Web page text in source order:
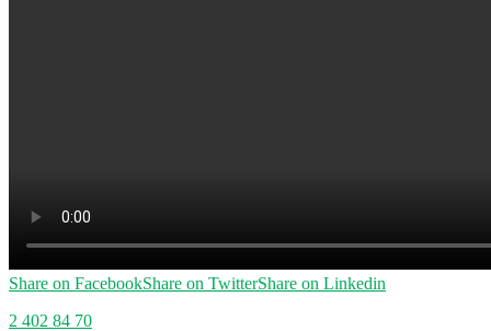
Share on FacebookShare on TwitterShare on Linkedin
2 402 84 70